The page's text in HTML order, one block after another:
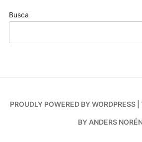
Busca
PROUDLY POWERED BY WORDPRESS
BY ANDERS